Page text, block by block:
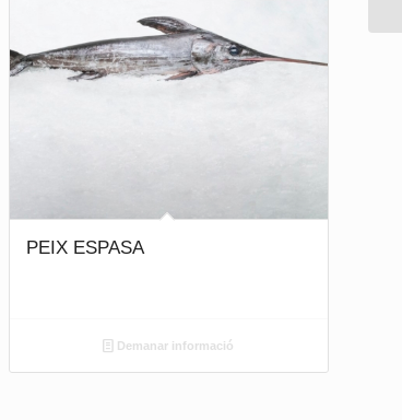
PEIX ESPASA
Demanar informació